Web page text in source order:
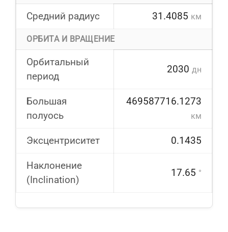
Средний радиус 31.4085 км
ОРБИТА И ВРАЩЕНИЕ
Орбитальный
период
2030 дн
Большая
полуось
469587716.1273
км
Эксцентриситет 0.1435
Наклонение
(Inclination)
17.65 °